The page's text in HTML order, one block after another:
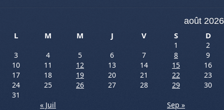
août 2026
L
M M J V S D
1
2
3
4 5 6 7 8
9
10
11 12 13 14 15
16
17
18 19 20 21 22
23
24
25 26 27 28 29
30
31
« Juil
Sep »